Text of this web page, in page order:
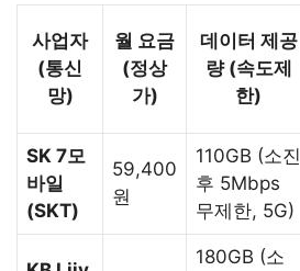
사업자
(통신
망)
월 요금
(정상
가)
데이터 제공
량 (속도제
한)
SK 7모
바일
(SKT)
59,400
원
110GB (소진
후 5Mbps
무제한, 5G)
180GB (소